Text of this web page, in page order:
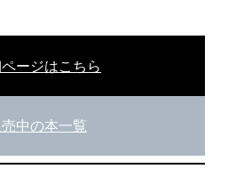
ージはこちら
中の本一覧